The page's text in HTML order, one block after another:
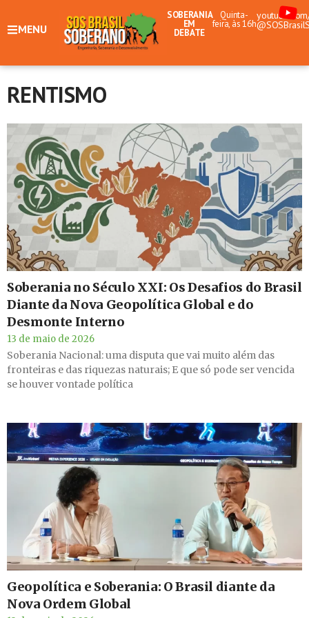
MENU
SOBERANIA
EM
DEBATE
Quinta-
feira, às 16h
RENTISMO
Soberania no Século XXI: Os Desafios do Brasil
Diante da Nova Geopolítica Global e do
Desmonte Interno
13 de maio de 2026
Soberania Nacional: uma disputa que vai muito além das
fronteiras e das riquezas naturais; E que só pode ser vencida
se houver vontade política
Geopolítica e Soberania: O Brasil diante da
Nova Ordem Global